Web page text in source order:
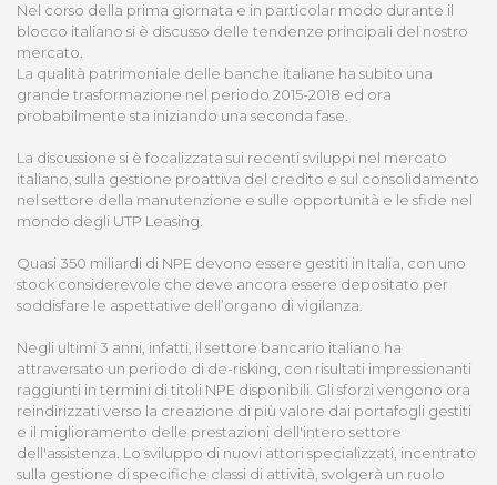
Nel corso della prima giornata e in particolar modo durante il
blocco italiano si è discusso delle tendenze principali del nostro
mercato.
La qualità patrimoniale delle banche italiane ha subito una
grande trasformazione nel periodo 2015-2018 ed ora
probabilmente sta iniziando una seconda fase.
La discussione si è focalizzata sui recenti sviluppi nel mercato
italiano, sulla gestione proattiva del credito e sul consolidamento
nel settore della manutenzione e sulle opportunità e le sfide nel
mondo degli UTP Leasing.
Quasi 350 miliardi di NPE devono essere gestiti in Italia, con uno
stock considerevole che deve ancora essere depositato per
soddisfare le aspettative dell’organo di vigilanza.
Negli ultimi 3 anni, infatti, il settore bancario italiano ha
attraversato un periodo di de-risking, con risultati impressionanti
raggiunti in termini di titoli NPE disponibili. Gli sforzi vengono ora
reindirizzati verso la creazione di più valore dai portafogli gestiti
e il miglioramento delle prestazioni dell'intero settore
dell'assistenza. Lo sviluppo di nuovi attori specializzati, incentrato
sulla gestione di specifiche classi di attività, svolgerà un ruolo